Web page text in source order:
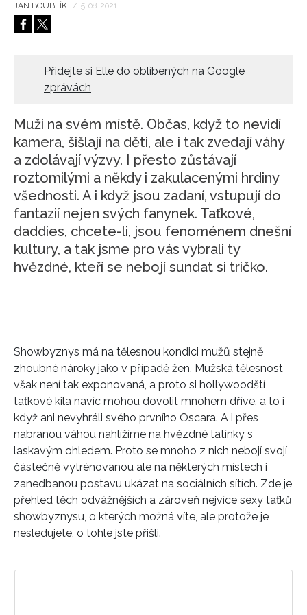
HOME
JAN BOUBLÍK / 5. 08. 2021
Přidejte si Elle do oblíbených na Google
zprávách
Muži na svém místě. Občas, když to nevidí
kamera, šišlají na děti, ale i tak zvedají váhy
a zdolávají výzvy. I přesto zůstávají
roztomilými a někdy i zakulacenými hrdiny
všednosti. A i když jsou zadaní, vstupují do
fantazií nejen svých fanynek. Taťkové,
daddies, chcete-li, jsou fenoménem dnešní
kultury, a tak jsme pro vás vybrali ty
hvězdné, kteří se nebojí sundat si tričko.
Showbyznys má na tělesnou kondici mužů stejně
zhoubné nároky jako v případě žen. Mužská tělesnost
však není tak exponovaná, a proto si hollywoodští
taťkové kila navíc mohou dovolit mnohem dříve, a to i
když ani nevyhráli svého prvního Oscara. A i přes
nabranou váhou nahlížíme na hvězdné tatínky s
laskavým ohledem. Proto se mnoho z nich nebojí svojí
částečně vytrénovanou ale na některých místech i
zanedbanou postavu ukázat na sociálních sítích. Zde je
přehled těch odvážnějších a zároveň nejvíce sexy taťků
showbyznysu, o kterých možná víte, ale protože je
nesledujete, o tohle jste přišli.